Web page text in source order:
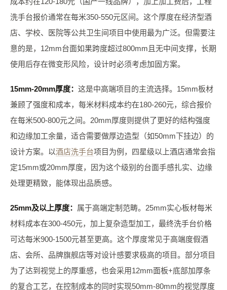
洗手台报价通常在每米350-550元区间。这个厚度在经济型酒
店、学校、医院等公共卫生间项目中使用最为广泛。但需要注
意的是，12mm台面如果跨度超过800mm且无中间支撑，长期
使用后存在微变形风险，设计时必须考虑加固方案。
15mm-20mm厚度： 这是中高端项目的主流选择。15mm板材
兼顾了强度和成本，每米材料成本约在180-260元，综合报价
在每米500-800元之间。20mm厚度则提供了更好的结构强度
和边缘加工余量，适合需要做厚边造型（如50mm下挂边）的
设计方案。以酒店洗手台项目为例，四星级以上酒店通常会指
定15mm或20mm厚度，因为这个级别的台面手感扎实、边缘
处理更精致，能体现出品质感。
25mm及以上厚度： 属于高端定制范畴。25mm实心板材每米
材料成本在300-450元，加上复杂造型加工，最终洗手台价格
可达每米900-1500元甚至更高。这个厚度常见于高端度假酒
店、会所、品牌旗舰店等对设计感要求极高的项目。部分项目
为了达到视觉上的厚重感，也会采用12mm面板+底部加厚条
的复合工艺，在控制成本的同时实现50mm-80mm的视觉厚度